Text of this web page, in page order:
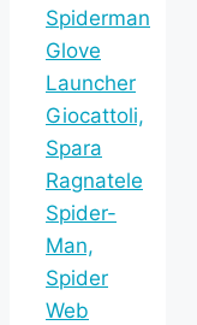
Spiderman
Glove
Launcher
Giocattoli,
Spara
Ragnatele
Spider-
Man,
Spider
Web